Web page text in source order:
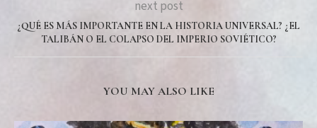
next post
¿QUÉ ES MÁS IMPORTANTE EN LA HISTORIA UNIVERSAL? ¿EL
TALIBÁN O EL COLAPSO DEL IMPERIO SOVIÉTICO?
YOU MAY ALSO LIKE